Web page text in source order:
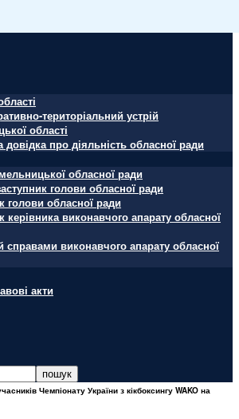
територіальний устрій
області
довідка про діяльність обласної ради
обласної ради
голови обласної ради
голови обласної ради
керівника виконавчого апарату обласної
справами виконавчого апарату обласної
акти
Чемпіонату України з кікбоксингу WAKO на